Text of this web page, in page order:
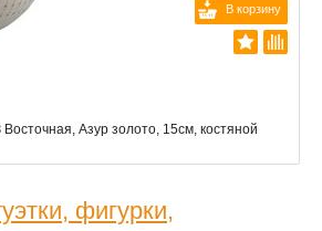
В корзину
Азур золото, 15см, костяной
фигурки,